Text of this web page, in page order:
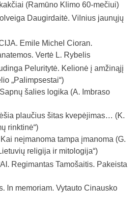
(Ramūno Klimo 60-mečiui)
Daugirdaitė. Vilnius jaunųjų
Emile Michel Cioran.
Vertė L. Rybelis
Peluritytė. Kelionė į amžinąjį
„Palimpsestai“)
šalies logika (A. Imbraso
plaučius šitas kvepėjimas… (K.
rinktinė“)
neįmanoma tampa įmanoma (G.
religija ir mitologija“)
Regimantas Tamošaitis. Pakeista
In memoriam. Vytauto Cinausko